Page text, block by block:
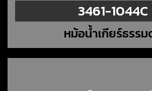
3461-1044C
หม้อน้ำเกียร์ธรรม